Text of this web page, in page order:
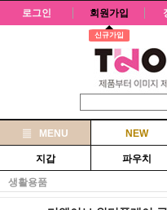
로그인 회원가입
신규가입
MENU NEW
지갑 파우치
생활용품